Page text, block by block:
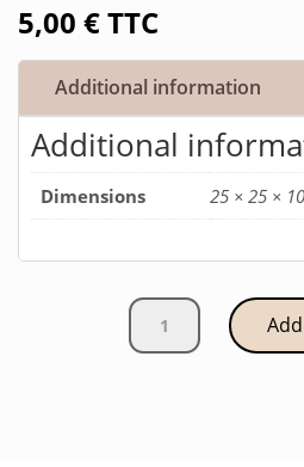
5,00 €TTC
Additional information
Additional
Dimensions 25 × 25 ×
Coffret
blanc